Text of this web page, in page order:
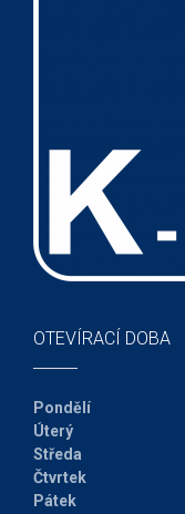
OTEVÍRACÍ DOBA
Pondělí
Úterý
Středa
Čtvrtek
Pátek